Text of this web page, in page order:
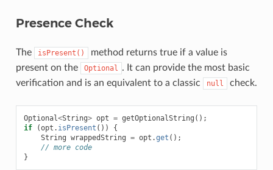
Presence Check
The isPresent()
method returns true if a value is
present on the
Optional . It can provide the most basic
verification and is an equivalent to a classic
null check.
Optional<String> opt = getOptionalString ();
if
(opt . isPresent ())
{
String wrappedString = opt .get ();
// more code
}